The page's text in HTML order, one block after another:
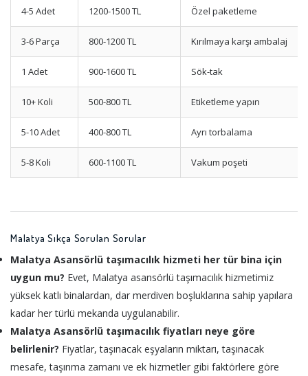
4-5 Adet 1200-1500 TL Özel paketleme
3-6 Parça 800-1200 TL Kırılmaya karşı ambalaj
1 Adet 900-1600 TL Sök-tak
10+ Koli 500-800 TL Etiketleme yapın
5-10 Adet 400-800 TL Ayrı torbalama
5-8 Koli 600-1100 TL Vakum poşeti
Malatya Sıkça Sorulan Sorular
Malatya Asansörlü taşımacılık hizmeti her tür bina için
uygun mu? Evet, Malatya asansörlü taşımacılık hizmetimiz
yüksek katlı binalardan, dar merdiven boşluklarına sahip yapılara
kadar her türlü mekanda uygulanabilir.
Malatya Asansörlü taşımacılık fiyatları neye göre
belirlenir? Fiyatlar, taşınacak eşyaların miktarı, taşınacak
mesafe, taşınma zamanı ve ek hizmetler gibi faktörlere göre